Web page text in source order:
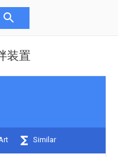
装置
Similar